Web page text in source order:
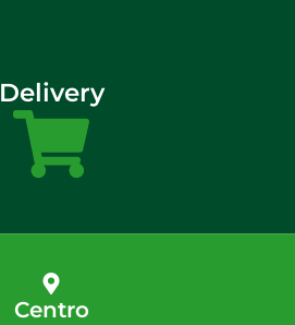
Delivery
Centro